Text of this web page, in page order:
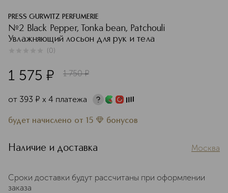
PRESS GURWITZ PERFUMERIE
№2 Black Pepper, Tonka bean, Patchouli
Увлажняющий лосьон для рук и тела
(0)
1 575 ¤ 1 750 ¤
от 393 ¤ х 4 платежа
будет начислено от 15 бонусов
Наличие и доставка Москва
Сроки доставки будут рассчитаны при оформлении
заказа